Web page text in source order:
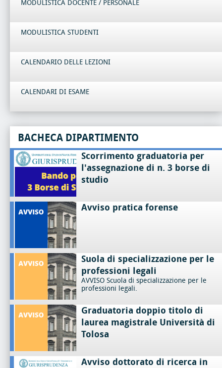
MODULISTICA DOCENTE / PERSONALE
MODULISTICA STUDENTI
CALENDARIO DELLE LEZIONI
CALENDARI DI ESAME
BACHECA DIPARTIMENTO
Scorrimento graduatoria per
l'assegnazione di n. 3 borse di
studio
Avviso pratica forense
Suola di specializzazione per le
professioni legali
AVVISO Scuola di specializzazione per le
professioni legali.
Graduatoria doppio titolo di
laurea magistrale Università di
Tolosa
Avviso dottorato di ricerca in